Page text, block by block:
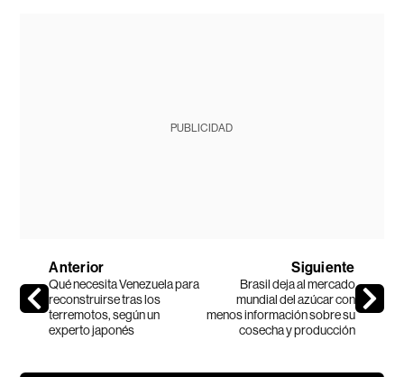
PUBLICIDAD
Anterior
Qué necesita Venezuela para
reconstruirse tras los
terremotos, según un
experto japonés
Siguiente
Brasil deja al mercado
mundial del azúcar con
menos información sobre su
cosecha y producción